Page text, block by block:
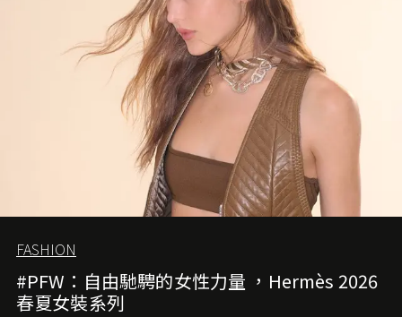
FASHION
#PFW：自由馳騁的女性力量 ，Hermès 2026
春夏女裝系列